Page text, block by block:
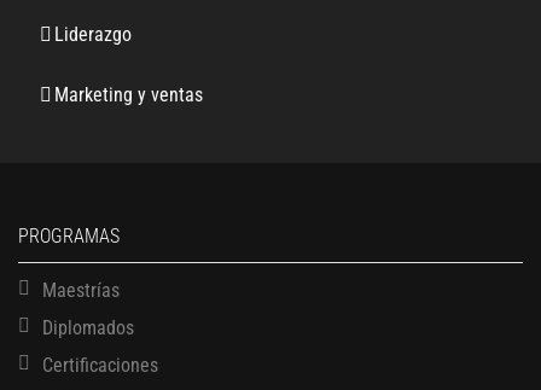
Liderazgo
Marketing y ventas
PROGRAMAS
Maestrías
Diplomados
Certificaciones